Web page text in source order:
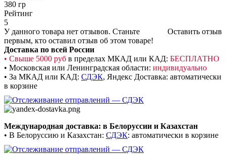
380 гр
Рейтинг
5
Оставить отзыв
У данного товара нет отзывов. Станьте
первым, кто оставил отзыв об этом товаре!
Доставка по всей России
• Свыше 5000 руб в пределах МКАД или КАД: БЕСПЛАТНО
• Московская или Ленинградская области: индивидуально
• За МКАД или КАД: СДЭК, Яндекс Доставка: автоматически
в корзине
Международная доставка: в Белоруссии и Казахстан
• В Белоруссию и Казахстан: СДЭК: автоматически в корзине